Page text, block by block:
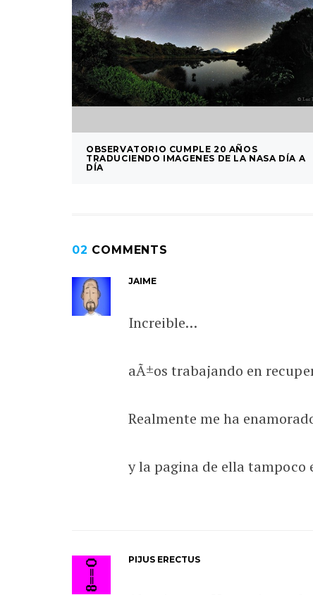
OBSERVATORIO CUMPLE 20 AÑOS
TRADUCIENDO IMAGENES DE LA NASA DÍA A
DÍA
02 COMMENTS
JAIME
Increible…
aÃ±os trabajando en
Realmente me ha
y la pagina de ella tampoco
PIJUS ERECTUS